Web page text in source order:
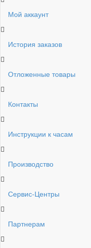
Мой аккаунт
История заказов
Отложенные товары
Контакты
Инструкции к часам
Производство
Сервис-Центры
Партнерам